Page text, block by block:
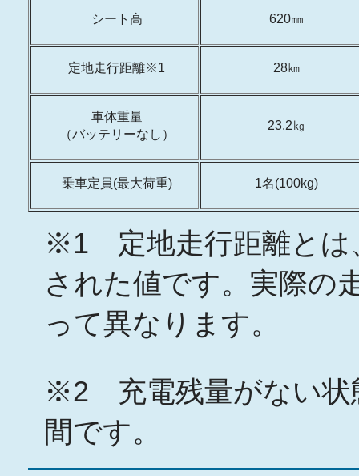
シート高 620㎜
定地走行距離※1 28㎞
車体重量
（バッテリーなし）
23.2㎏
乗車定員(最大荷重) 1名(100kg)
※1 定地走行距離とは
された値です。実際の
って異なります。
※2 充電残量がない状
間です。